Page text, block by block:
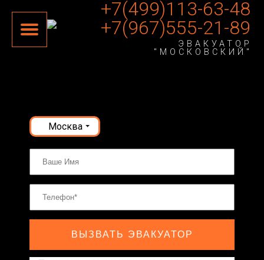
+7(499)113-63-48
+7(967)555-21-89
ЭВАКУАТОР
"МОСКОВСКИЙ"
Москва
ВЫЗВАТЬ ЭВАКУАТОР